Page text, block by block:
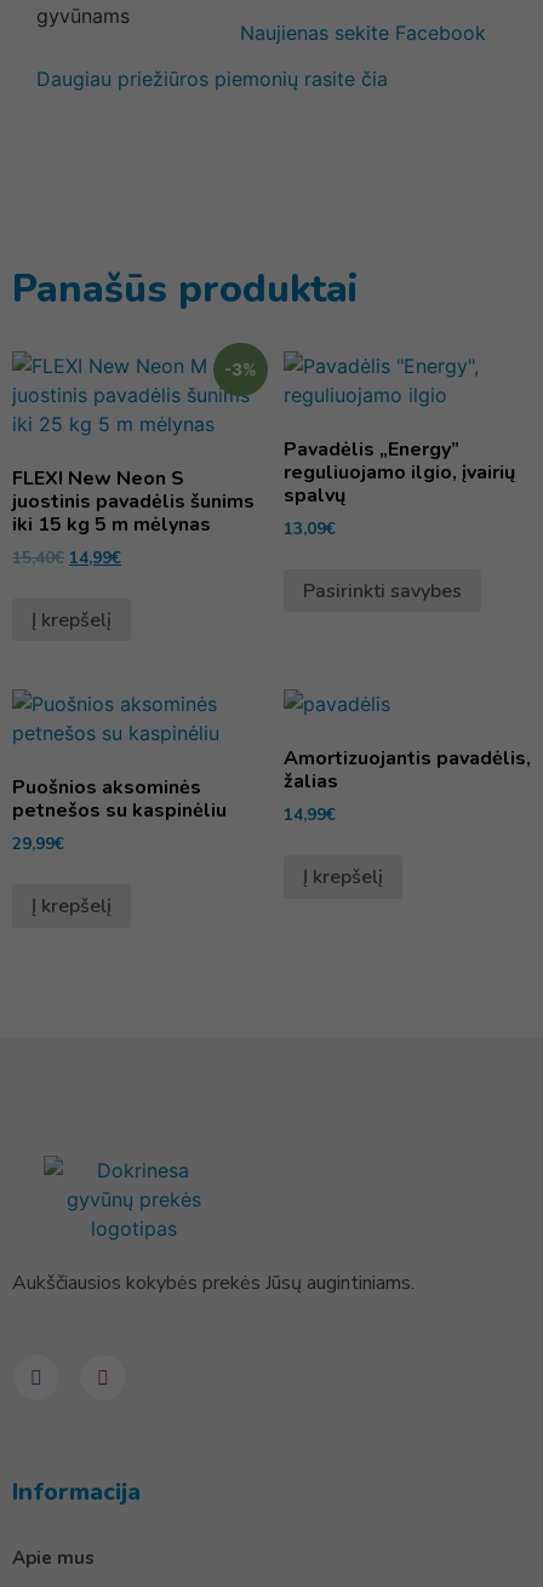
Naujienas sekite Facebook
Daugiau priežiūros piemonių rasite čia
Panašūs produktai
-3%
FLEXI New Neon S
juostinis pavadėlis šunims
iki 15 kg 5 m mėlynas
15,40€ 14,99€
Į krepšelį
Pavadėlis „Energy”
reguliuojamo ilgio, įvairių
spalvų
13,09€
Pasirinkti savybes
Puošnios aksominės
petnešos su kaspinėliu
29,99€
Į krepšelį
Amortizuojantis pavadėlis,
žalias
14,99€
Į krepšelį
Aukščiausios kokybės prekės Jūsų augintiniams.
Informacija
Apie mus